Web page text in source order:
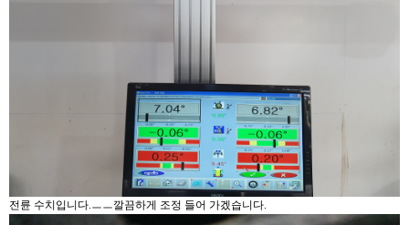
전륜 수치입니다.ㅡㅡ깔끔하게 조정 들어 가겠습니다.